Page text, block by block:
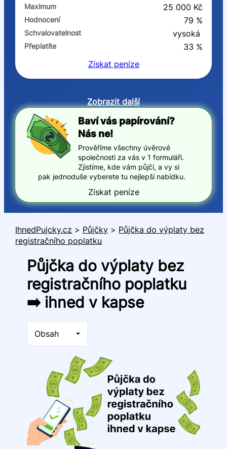
Maximum 25 000 Kč
Hodnocení 79 %
Schvalovatelnost vysoká
Přeplatíte
33 %
Získat peníze
Zobrazit další
Baví vás papírování?
Nás ne!
Prověříme všechny úvěrové
společnosti za vás v 1 formuláři.
Zjistíme, kde vám půjčí, a vy si
pak jednoduše vyberete tu nejlepší nabídku.
Získat peníze
IhnedPujcky.cz > Půjčky > Půjčka do výplaty bez
registračního poplatku
Půjčka do výplaty bez
registračního poplatku
➡️ ihned v kapse
Obsah